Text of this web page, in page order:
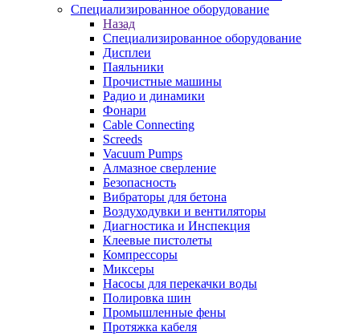
Специализированное оборудование
Назад
Специализированное оборудование
Дисплеи
Паяльники
Прочистные машины
Радио и динамики
Фонари
Cable Connecting
Screeds
Vacuum Pumps
Алмазное сверление
Безопасность
Вибраторы для бетона
Воздуходувки и вентиляторы
Диагностика и Инспекция
Клеевые пистолеты
Компрессоры
Миксеры
Насосы для перекачки воды
Полировка шин
Промышленные фены
Протяжка кабеля